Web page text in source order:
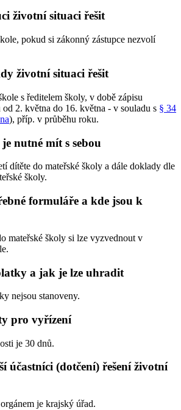
životní situaci řešit
pokud si zákonný zástupce nezvolí
životní situaci řešit
s ředitelem školy, v době zápisu
2. května do 16. května - v souladu s § 34
), příp. v průběhu roku.
nutné mít s sebou
dítěte do mateřské školy a dále doklady dle
školy.
formuláře a kde jsou k
mateřské školy si lze vyzvednout v
a jak je lze uhradit
nejsou stanoveny.
pro vyřízení
je 30 dnů.
účastníci (dotčení) řešení životní
je krajský úřad.